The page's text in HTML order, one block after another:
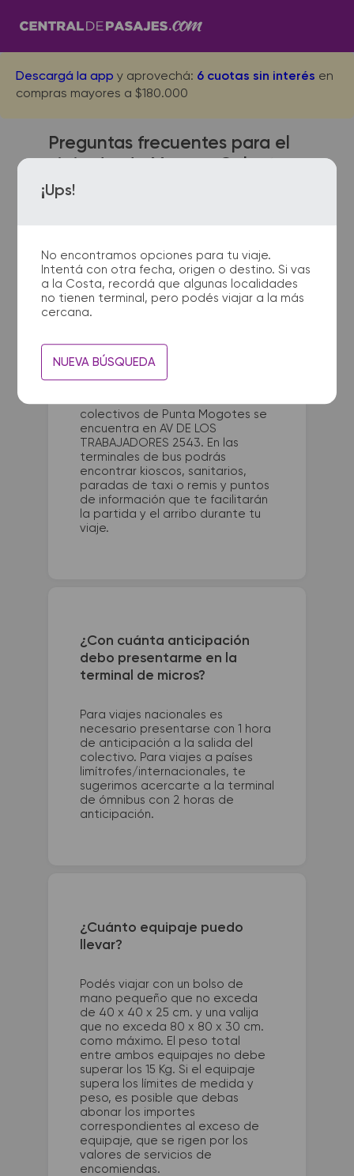
Descargá la app y aprovechá: 6 cuotas sin interés en
compras mayores a $180.000
¡Ups!
No encontramos opciones para tu viaje.
Intentá con otra fecha, origen o destino. Si vas
a la Costa, recordá que algunas localidades
no tienen terminal, pero podés viajar a la más
cercana.
NUEVA BÚSQUEDA
Preguntas frecuentes para el
a Punta Mogotes
¿Dónde quedan las
terminales de micro de
Moreno Colectora a Punta
Mogotes?
La terminal de ómnibus de
colectivos de Punta Mogotes se
encuentra en AV DE LOS
TRABAJADORES 2543. En las
terminales de bus podrás
encontrar kioscos, sanitarios,
paradas de taxi o remis y puntos
de información que te facilitarán
la partida y el arribo durante tu
viaje.
¿Con cuánta anticipación
debo presentarme en la
terminal de micros?
Para viajes nacionales es
necesario presentarse con 1 hora
de anticipación a la salida del
colectivo. Para viajes a países
limítrofes/internacionales, te
sugerimos acercarte a la terminal
de ómnibus con 2 horas de
anticipación.
¿Cuánto equipaje puedo
llevar?
Podés viajar con un bolso de
mano pequeño que no exceda
de 40 x 40 x 25 cm. y una valija
que no exceda 80 x 80 x 30 cm.
como máximo. El peso total
entre ambos equipajes no debe
superar los 15 Kg. Si el equipaje
supera los límites de medida y
peso, es posible que debas
abonar los importes
correspondientes al exceso de
equipaje, que se rigen por los
valores de servicios de
encomiendas.